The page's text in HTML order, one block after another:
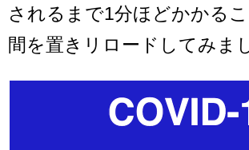
されるまで1分ほどかかる
間を置きリロードしてみま